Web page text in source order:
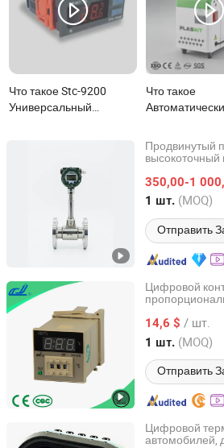
Что такое Stc-9200
Универсальный
обогрева и охлаждения
Что такое
температуры
масла с
охлаждения
под давлением
экструзии
Продвинутый
жидкостей и
температуры
350,00-1
1 шт. (MOQ)
Отправить
Jiangsu Jiechuang Science And
Jiangsu, China с 2024
Цифровой
14,6 $ / шт.
1 шт. (MOQ)
Отправить
Yuyao Gongyi Meter Co., Ltd.
Zhejiang, China с 2006
Цифровой
автомобилей,